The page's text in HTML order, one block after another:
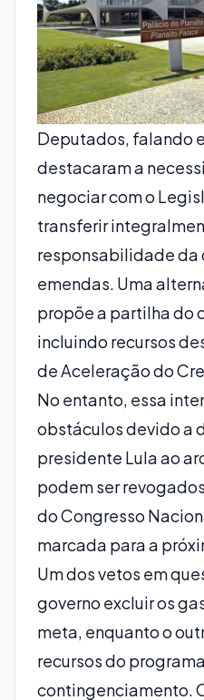
Deputados, falando
destacaram a
negociar com o
transferir
responsabilidade da
emendas. Uma
propõe a partilha do
incluindo recursos
de Aceleração do
No entanto, essa
obstáculos devido a
presidente Lula ao
podem ser
do Congresso
marcada para a
Um dos vetos em
governo excluir os
meta, enquanto o
recursos do
contingenciamento.